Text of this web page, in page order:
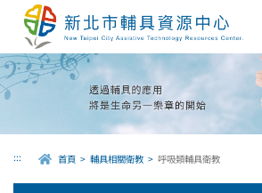
要
內
容
::: 首頁 輔具相關衛教 呼吸類輔具衛教